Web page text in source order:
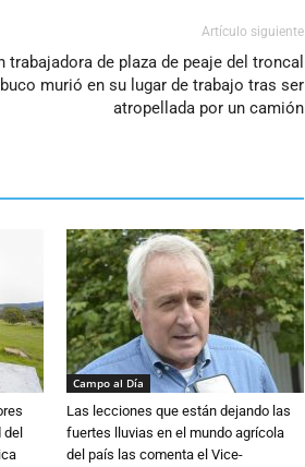
Artículo siguiente
trabajadora de plaza de peaje del troncal
murió en su lugar de trabajo tras ser
atropellada por un camión
Campo al Día
Las lecciones que están dejando las
fuertes lluvias en el mundo agrícola
del país las comenta el Vice-